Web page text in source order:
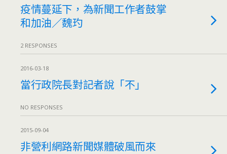
疫情蔓延下，為新聞工作者鼓掌
和加油／魏玓
2 RESPONSES
2016-03-18
當行政院長對記者說「不」
NO RESPONSES
2015-09-04
非營利網路新聞媒體破風而來